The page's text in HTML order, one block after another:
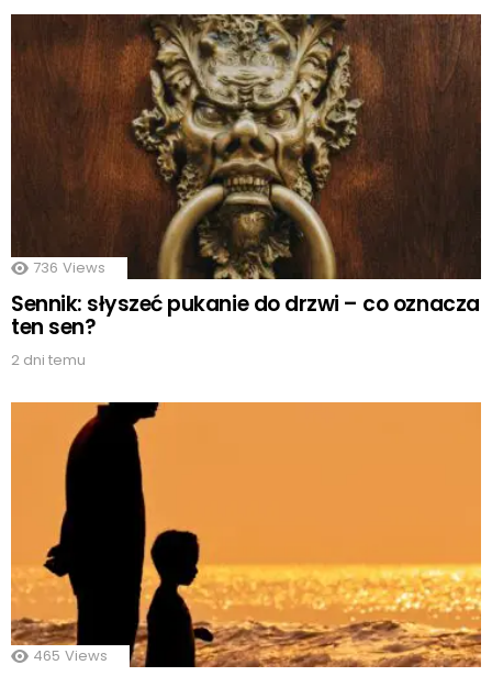
736 Views
Sennik: słyszeć pukanie do drzwi – co oznacza
ten sen?
2 dni temu
465 Views